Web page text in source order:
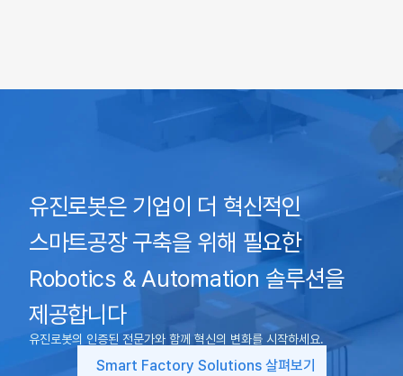
유진로봇은 기업이 더 혁신적인
스마트공장 구축을 위해 필요한
Robotics & Automation 솔루션을
제공합니다
유진로봇의 인증된 전문가와 함께 혁신의 변화를 시작하세요.
Smart Factory Solutions 살펴보기